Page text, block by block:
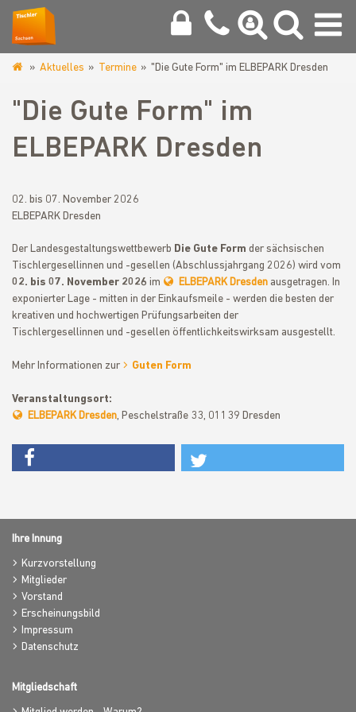
innung-
chemnitz.de
Aktuelles Termine "Die Gute Form" im ELBEPARK Dresden
"Die Gute Form" im
ELBEPARK Dresden
02. bis 07. November 2026
ELBEPARK Dresden
Der Landesgestaltungswettbewerb Die Gute Form der sächsischen
Tischlergesellinnen und -gesellen (Abschlussjahrgang 2026) wird vom
02. bis 07. November 2026 im ELBEPARK Dresden ausgetragen. In
exponierter Lage - mitten in der Einkaufsmeile - werden die besten der
kreativen und hochwertigen Prüfungsarbeiten der
Tischlergesellinnen und -gesellen öffentlichkeitswirksam ausgestellt.
Mehr Informationen zur Guten Form
Veranstaltungsort:
ELBEPARK Dresden, Peschelstraße 33, 01139 Dresden
Ihre Innung
Kurzvorstellung
Mitglieder
Vorstand
Erscheinungsbild
Impressum
Datenschutz
Mitgliedschaft